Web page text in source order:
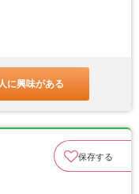
に興味がある
保存する